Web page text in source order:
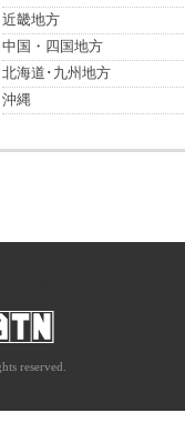
近畿地方
中国・四国地方
北海道･九州地方
沖縄
reserved.